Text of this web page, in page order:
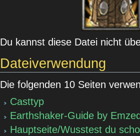
Du kannst diese Datei nicht
Dateiverwendung
Die folgenden 10 Seiten
Casttyp
Earthshaker-Guide by
Hauptseite/Wusstest du